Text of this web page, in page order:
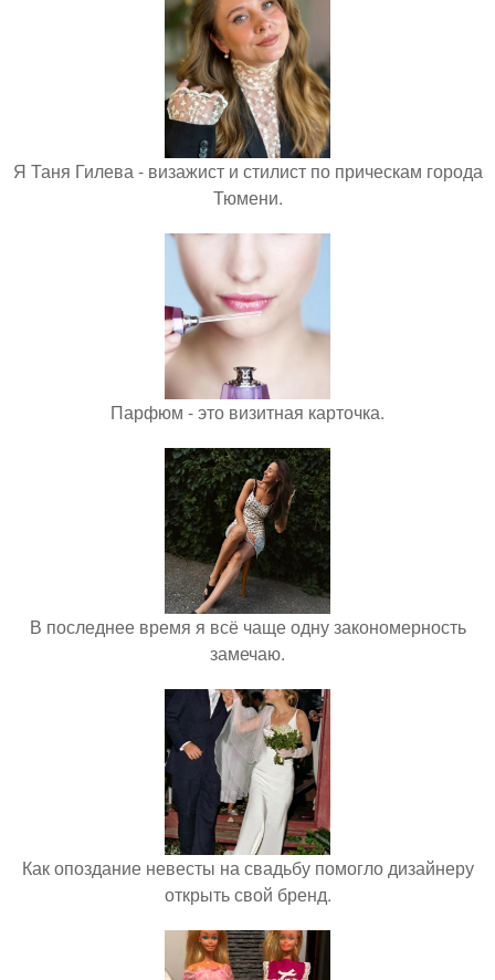
Я Таня Гилева - визажист и стилист по прическам города
Тюмени.
Парфюм - это визитная карточка.
В последнее время я всё чаще одну закономерность
замечаю.
Как опоздание невесты на свадьбу помогло дизайнеру
открыть свой бренд.